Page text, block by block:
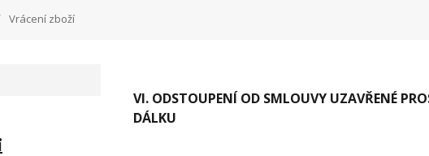
Vrácení zboží
VI. ODSTOUPENÍ OD SMLOUVY UZAVŘENÉ
DÁLKU